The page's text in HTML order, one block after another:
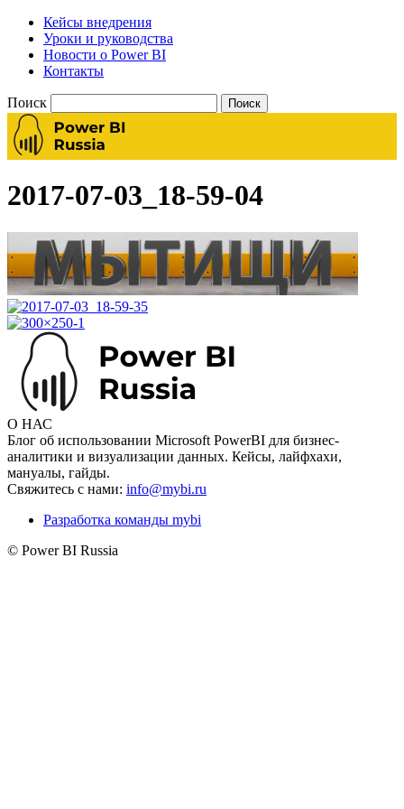
Кейсы внедрения
Уроки и руководства
Новости о Power BI
Контакты
Поиск
2017-07-03_18-59-04
О НАС
Блог об использовании Microsoft PowerBI для бизнес-
аналитики и визуализации данных. Кейсы, лайфхахи,
мануалы, гайды.
Свяжитесь с нами: info@mybi.ru
Разработка команды mybi
© Power BI Russia